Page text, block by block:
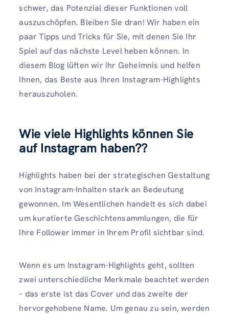
schwer, das Potenzial dieser Funktionen voll
auszuschöpfen. Bleiben Sie dran! Wir haben ein
paar Tipps und Tricks für Sie, mit denen Sie Ihr
Spiel auf das nächste Level heben können. In
diesem Blog lüften wir ihr Geheimnis und helfen
Ihnen, das Beste aus Ihren Instagram-Highlights
herauszuholen.
Wie viele Highlights können Sie
auf Instagram haben??
Highlights haben bei der strategischen Gestaltung
von Instagram-Inhalten stark an Bedeutung
gewonnen. Im Wesentlichen handelt es sich dabei
um kuratierte Geschichtensammlungen, die für
Ihre Follower immer in Ihrem Profil sichtbar sind.
Wenn es um Instagram-Highlights geht, sollten
zwei unterschiedliche Merkmale beachtet werden
– das erste ist das Cover und das zweite der
hervorgehobene Name. Um genau zu sein, werden